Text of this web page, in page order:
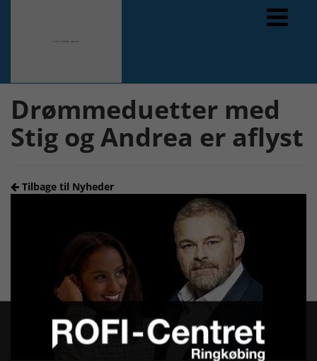
Drømmeduetter med
Stig og Andrea er aflyst
Tilbage til Nyheder